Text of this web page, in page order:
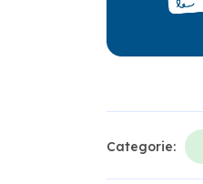
Categorie: